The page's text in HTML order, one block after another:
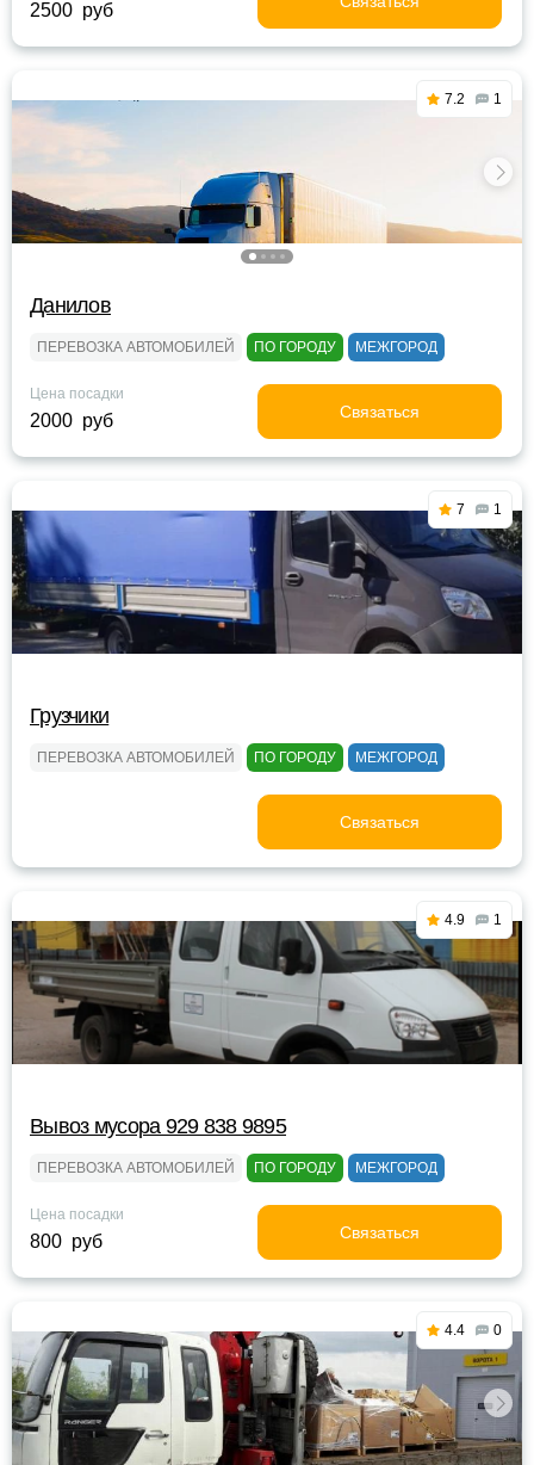
2500 руб
7.2 1
Данилов
ПЕРЕВОЗКА АВТОМОБИЛЕЙ ПО ГОРОДУ МЕЖГОРОД
Цена посадки
2000 руб Связаться
7 1
Грузчики
ПЕРЕВОЗКА АВТОМОБИЛЕЙ ПО ГОРОДУ МЕЖГОРОД
Связаться
4.9 1
Вывоз мусора 929 838 9895
ПЕРЕВОЗКА АВТОМОБИЛЕЙ ПО ГОРОДУ МЕЖГОРОД
Цена посадки
800 руб Связаться
4.4 0